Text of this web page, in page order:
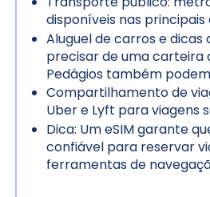
disponíveis nas principais
Aluguel de carros e dicas
precisar de uma carteira
Pedágios também
Compartilhamento de
Uber e Lyft para viagens
Dica: Um eSIM garante
confiável para reservar
ferramentas de